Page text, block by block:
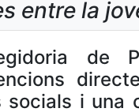
entre la
de
socials i una